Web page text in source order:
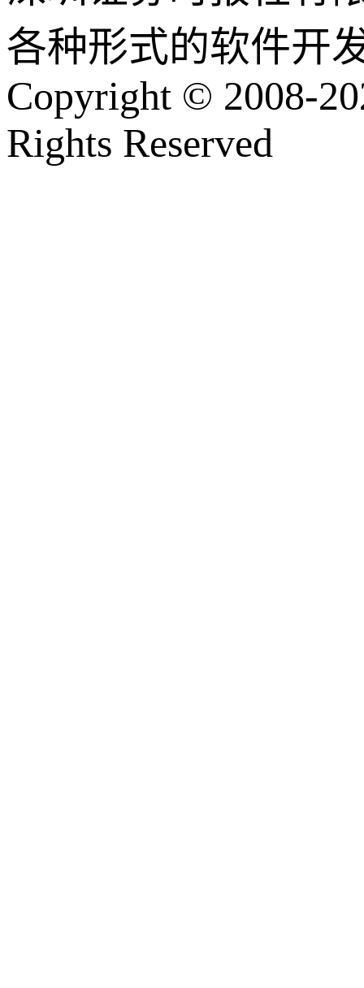
各种形式的软件开
Copyright © 2008-
Rights Reserved